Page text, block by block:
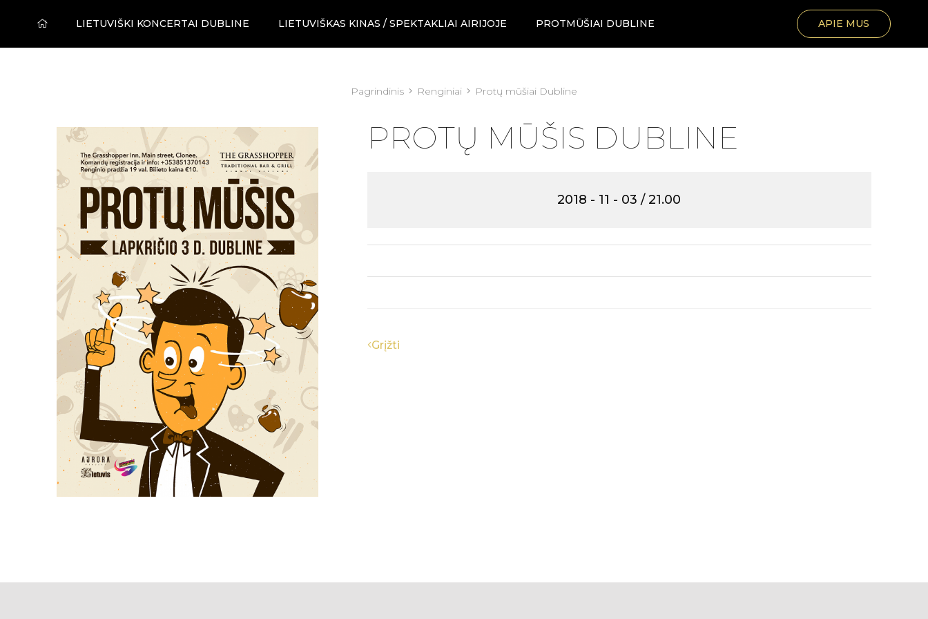
LIETUVIŠKI KONCERTAI DUBLINE LIETUVIŠKAS KINAS / SPEKTAKLIAI AIRIJOJE PROTMŪŠIAI DUBLINE APIE MUS
Pagrindinis Renginiai Protų mūšiai Dubline
PROTŲ MŪŠIS DUBLINE
2018 - 11 - 03 / 21.00
Grįžti